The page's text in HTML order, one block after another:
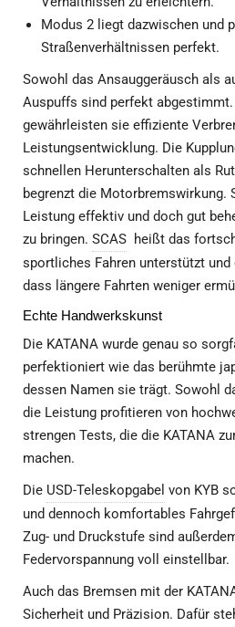
Modus 2 liegt dazwischen und
Straßenverhältnissen perfekt.
Sowohl das Ansauggeräusch als
Auspuffs sind perfekt
gewährleisten sie effiziente
Leistungsentwicklung. Die
schnellen Herunterschalten als
begrenzt die Motorbremswirkung.
Leistung effektiv und doch gut
zu bringen. SCAS heißt das
sportliches Fahren unterstützt
dass längere Fahrten weniger
Echte Handwerkskunst
Die KATANA wurde genau so
perfektioniert wie das berühmte
dessen Namen sie trägt. Sowohl
die Leistung profitieren von
strengen Tests, die die KATANA
machen.
Die USD-Teleskopgabel von KYB
und dennoch komfortables
Zug- und Druckstufe sind
Federvorspannung voll einstellbar.
Auch das Bremsen mit der
Sicherheit und Präzision. Dafür